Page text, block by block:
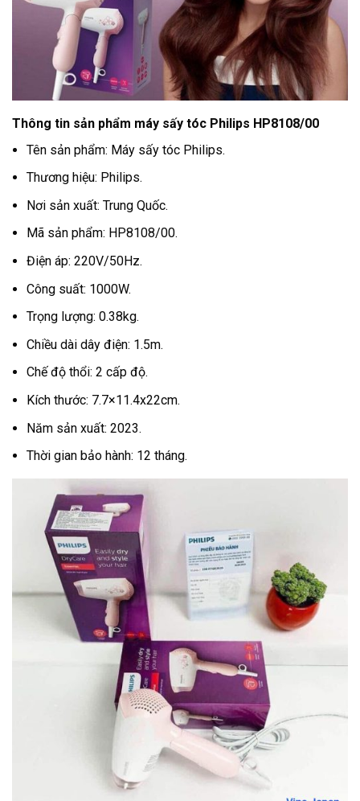
Thông tin sản phẩm máy sấy tóc Philips HP8108/00
Tên sản phẩm: Máy sấy tóc Philips.
Thương hiệu: Philips.
Nơi sản xuất: Trung Quốc.
Mã sản phẩm: HP8108/00.
Điện áp: 220V/50Hz.
Công suất: 1000W.
Trọng lượng: 0.38kg.
Chiều dài dây điện: 1.5m.
Chế độ thổi: 2 cấp độ.
Kích thước: 7.7×11.4x22cm.
Năm sản xuất: 2023.
Thời gian bảo hành: 12 tháng.